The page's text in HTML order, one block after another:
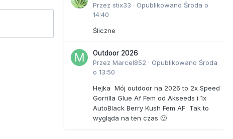
Przez stix33 · Opublikowano Środa o
14:40
Śliczne
Outdoor 2026
Przez Marcel852 · Opublikowano Środa
o 13:50
Hejka Mój outdoor na 2026 to 2x Speed
Gorrilla Glue Af Fem od Akseeds i 1x
AutoBlack Berry Kush Fem AF Tak to
wygląda na ten czas 🙂